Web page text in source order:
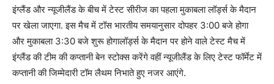
इंग्लैंड और न्यूजीलैंड के बीच में टेस्ट सीरीज का पहला मुकाबला लॉर्ड्स के मैदान
पर खेला जाएगा. इस मैच में टॉस भारतीय समयानुसार दोपहर 3:00 बजे होगा
और मुकाबला 3:30 बजे शुरू होगालॉर्ड्स के मैदान पर होने वाले टेस्ट मैच में
इंग्लैंड की टीम की कप्तानी बेन स्टोक्स करेंगे वहीं न्यूजीलैंड के लिए टेस्ट फॉर्मेट में
कप्तानी की जिम्मेदारी टॉम लैथम निभाते हुए नजर आएंगे.